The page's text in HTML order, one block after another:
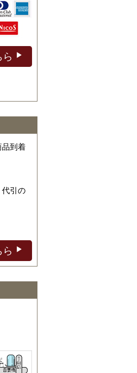
品到着
代引の